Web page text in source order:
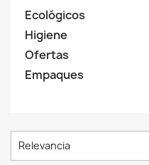
Ecológicos
Higiene
Ofertas
Empaques
Relevancia